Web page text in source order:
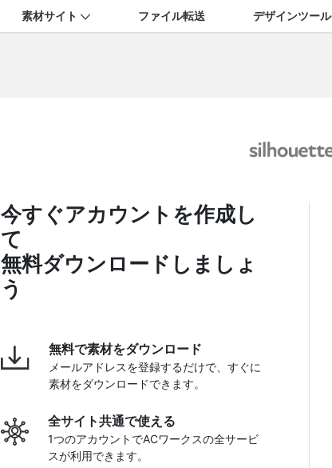
素材サイト ファイル転送 デザインツール
今すぐアカウントを作成し
て
無料ダウンロードしましょ
う
無料で素材をダウンロード
メールアドレスを登録するだけで、すぐに
素材をダウンロードできます。
全サイト共通で使える
1つのアカウントでACワークスの全サービ
スが利用できます。